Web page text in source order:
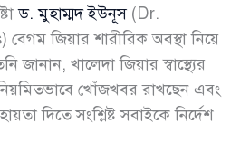
ড. মুহাম্মদ ইউনূস(Dr.
জিয়ার শারীরিক অবস্থা নিয়ে
জানান, খালেদা জিয়ার স্বাস্থ্যের
খোঁজখবর রাখছেন এবং
দিতে সংশ্লিষ্ট সবাইকে নির্দেশ